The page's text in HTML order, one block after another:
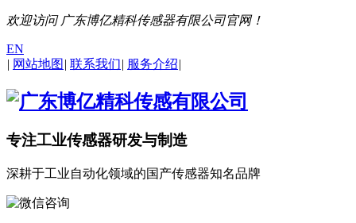
欢迎访问 广东博亿精科传感器有限公司官网！
EN
| 网站地图 | 联系我们| 服务介绍|
专注工业传感器研发与制造
深耕于工业自动化领域的国产传感器知名品牌